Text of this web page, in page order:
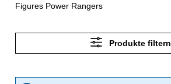
Figures Power Rangers
Produkte filtern